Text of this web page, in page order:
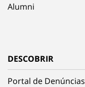
Alumni
DESCOBRIR
Portal de Denúncias